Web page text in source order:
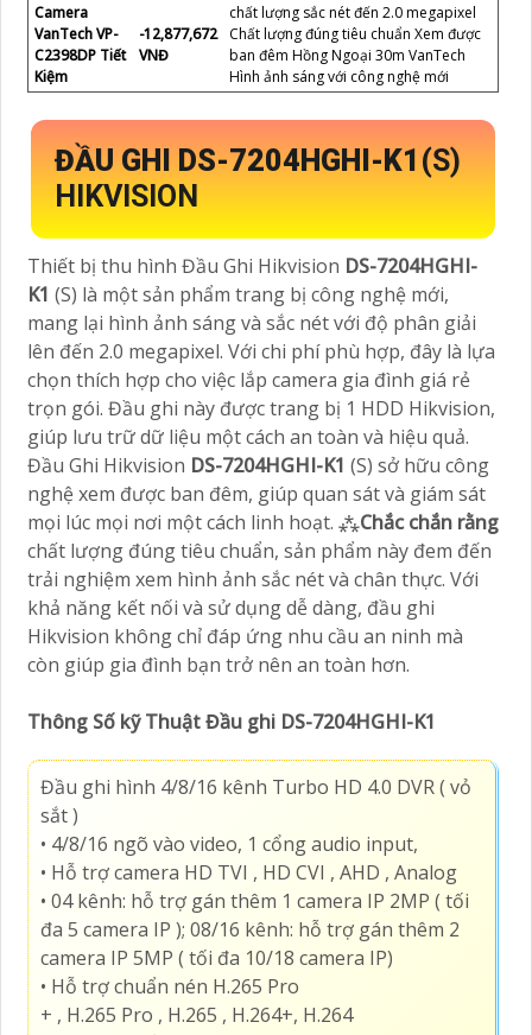
Camera
VanTech VP-
C2398DP Tiết
Kiệm
-12,877,672
VNĐ
chất lượng sắc nét đến 2.0 megapixel
Chất lượng đúng tiêu chuẩn Xem được
ban đêm Hồng Ngoại 30m VanTech
Hình ảnh sáng với công nghệ mới
ĐẦU GHI DS-7204HGHI-K1 (S)
HIKVISION
Thiết bị thu hình Đầu Ghi Hikvision DS-7204HGHI-
K1 (S) là một sản phẩm trang bị công nghệ mới,
mang lại hình ảnh sáng và sắc nét với độ phân giải
lên đến 2.0 megapixel. Với chi phí phù hợp, đây là lựa
chọn thích hợp cho việc lắp camera gia đình giá rẻ
trọn gói. Đầu ghi này được trang bị 1 HDD Hikvision,
giúp lưu trữ dữ liệu một cách an toàn và hiệu quả.
Đầu Ghi Hikvision DS-7204HGHI-K1 (S) sở hữu công
nghệ xem được ban đêm, giúp quan sát và giám sát
mọi lúc mọi nơi một cách linh hoạt. ⁂Chắc chắn rằng
chất lượng đúng tiêu chuẩn, sản phẩm này đem đến
trải nghiệm xem hình ảnh sắc nét và chân thực. Với
khả năng kết nối và sử dụng dễ dàng, đầu ghi
Hikvision không chỉ đáp ứng nhu cầu an ninh mà
còn giúp gia đình bạn trở nên an toàn hơn.
Thông Số kỹ Thuật Đầu ghi DS-7204HGHI-K1
Đầu ghi hình 4/8/16 kênh Turbo HD 4.0 DVR ( vỏ
sắt )
• 4/8/16 ngõ vào video, 1 cổng audio input,
• Hỗ trợ camera HD TVI , HD CVI , AHD , Analog
• 04 kênh: hỗ trợ gán thêm 1 camera IP 2MP ( tối
đa 5 camera IP ); 08/16 kênh: hỗ trợ gán thêm 2
camera IP 5MP ( tối đa 10/18 camera IP)
• Hỗ trợ chuẩn nén H.265 Pro
+ , H.265 Pro , H.265 , H.264+, H.264